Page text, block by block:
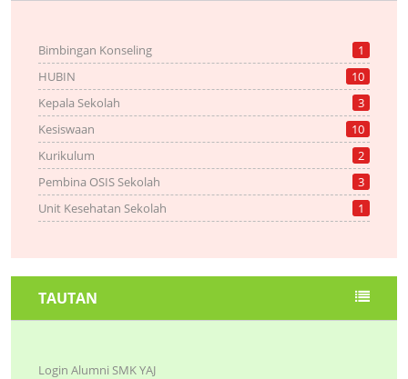
Bimbingan Konseling
1
HUBIN
10
Kepala Sekolah
3
Kesiswaan
10
Kurikulum
2
Pembina OSIS Sekolah
3
Unit Kesehatan Sekolah
1
TAUTAN
Login Alumni SMK YAJ